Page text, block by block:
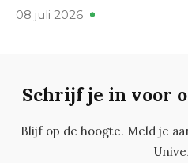
08 juli 2026
Schrijf je in voor
Blijf op de hoogte. Meld je